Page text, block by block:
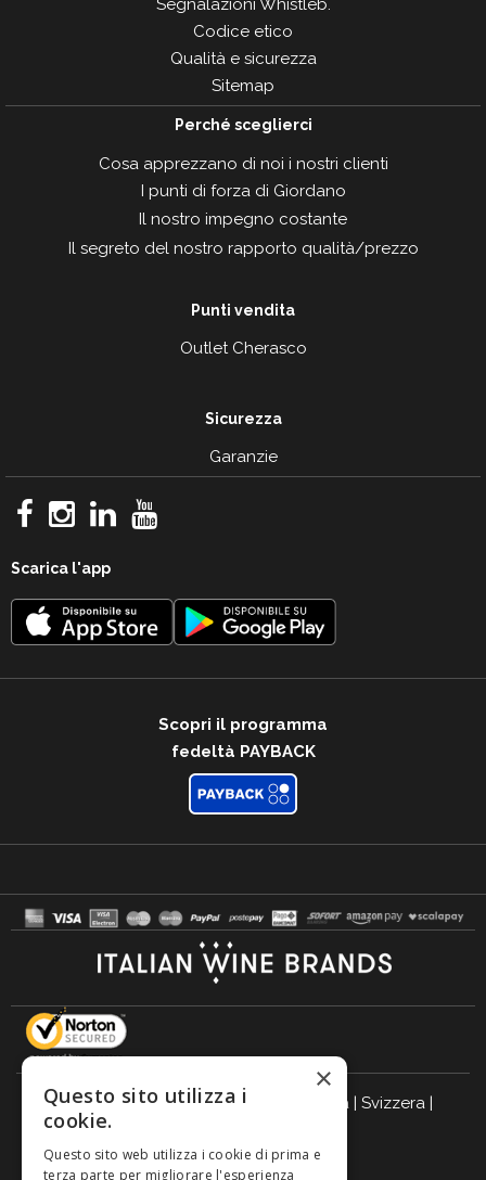
Segnalazioni Whistleb.
Codice etico
Qualità e sicurezza
Sitemap
Perché sceglierci
Cosa apprezzano di noi i nostri clienti
I punti di forza di Giordano
Il nostro impegno costante
Il segreto del nostro rapporto qualità/prezzo
Punti vendita
Outlet Cherasco
Sicurezza
Garanzie
Scarica l'app
Scopri il programma
fedeltà PAYBACK
Italia|Germania|Regno Unito Austria | Svizzera |
BEVI RESPONSABILMENTE
×
Questo sito utilizza i
cookie.
Questo sito web utilizza i cookie di prima e
terza parte per migliorare l'esperienza